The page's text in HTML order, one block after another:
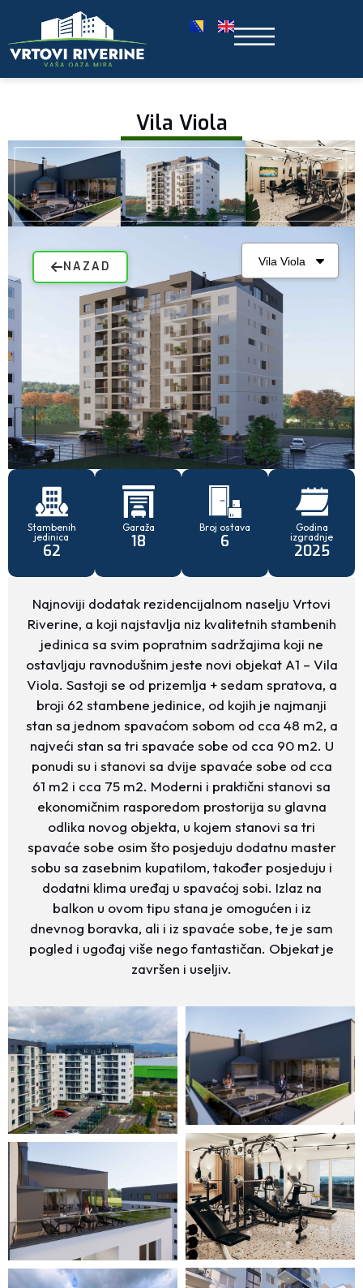
Vila Viola
NAZAD
Stambenih
jedinica
62
Garaža
18
Broj ostava
6
Godina
izgradnje
2025
Najnoviji dodatak rezidencijalnom naselju Vrtovi
Riverine, a koji najstavlja niz kvalitetnih stambenih
jedinica sa svim popratnim sadržajima koji ne
ostavljaju ravnodušnim jeste novi objekat A1 – Vila
Viola. Sastoji se od prizemlja + sedam spratova, a
broji 62 stambene jedinice, od kojih je najmanji
stan sa jednom spavaćom sobom od cca 48 m2, a
najveći stan sa tri spavaće sobe od cca 90 m2. U
ponudi su i stanovi sa dvije spavaće sobe od cca
61 m2 i cca 75 m2. Moderni i praktični stanovi sa
ekonomičnim rasporedom prostorija su glavna
odlika novog objekta, u kojem stanovi sa tri
spavaće sobe osim što posjeduju dodatnu master
sobu sa zasebnim kupatilom, također posjeduju i
dodatni klima uređaj u spavaćoj sobi. Izlaz na
balkon u ovom tipu stana je omogućen i iz
dnevnog boravka, ali i iz spavaće sobe, te je sam
pogled i ugođaj više nego fantastičan. Objekat je
završen i useljiv.